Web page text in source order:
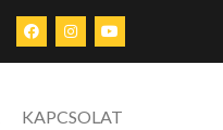
KAPCSOLAT